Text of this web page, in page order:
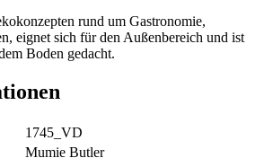
rund um Gastronomie,
eignet sich für den Außenbereich und ist
Boden gedacht.
1745_VD
Mumie Butler